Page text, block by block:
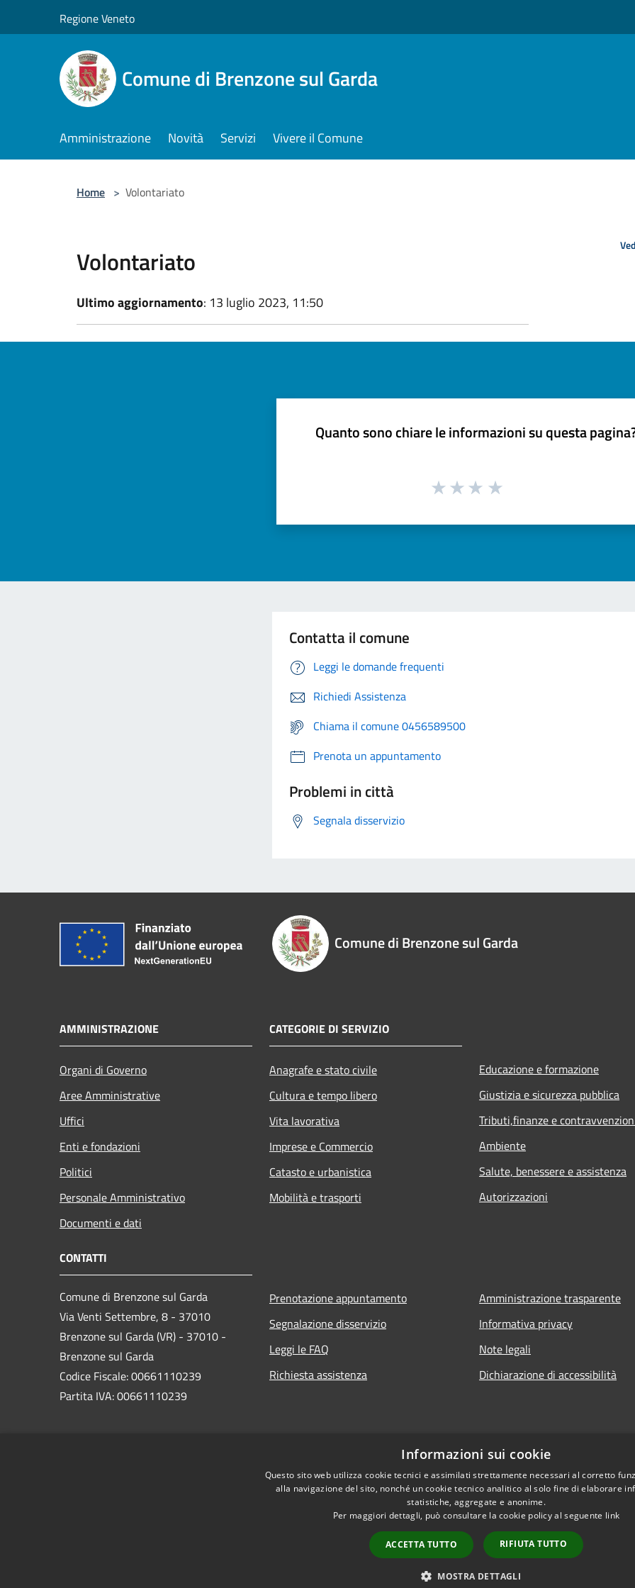
Regione Veneto
Comune di Brenzone sul Garda
Amministrazione Novità Servizi Vivere il Comune
Home > Volontariato
Volontariato
Ultimo aggiornamento: 13 luglio 2023, 11:50
Quanto sono chiare le informazioni su questa
Contatta il comune
Leggi le domande frequenti
Richiedi Assistenza
Chiama il comune 0456589500
Prenota un appuntamento
Problemi in città
Segnala disservizio
Comune di Brenzone sul Garda
AMMINISTRAZIONE
Organi di Governo
Aree Amministrative
Uffici
Enti e fondazioni
Politici
Personale Amministrativo
Documenti e dati
CATEGORIE DI SERVIZIO
Anagrafe e stato civile
Cultura e tempo libero
Vita lavorativa
Imprese e Commercio
Catasto e urbanistica
Mobilità e trasporti
Educazione e formazione
Giustizia e sicurezza pubblica
Tributi,finanze e
Ambiente
Salute, benessere e assistenza
Autorizzazioni
CONTATTI
Comune di Brenzone sul Garda
Via Venti Settembre, 8 - 37010
Brenzone sul Garda (VR) - 37010 -
Brenzone sul Garda
Codice Fiscale: 00661110239
Partita IVA: 00661110239
Prenotazione appuntamento
Segnalazione disservizio
Leggi le FAQ
Richiesta assistenza
Amministrazione trasparente
Informativa privacy
Note legali
Dichiarazione di accessibilità
Copyright © 2026 • Comune
Informazioni sui cookie
Questo sito web utilizza cookie tecnici e assimilati strettamente necessari al corretto
alla navigazione del sito, nonché un cookie tecnico analitico al solo fine di elaborare
statistiche, aggregate e anonime.
Per maggiori dettagli, può consultare la cookie policy al seguente link
ACCETTA TUTTO RIFIUTA TUTTO
MOSTRA DETTAGLI